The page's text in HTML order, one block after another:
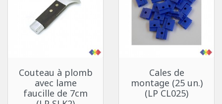
Couteau à plomb
avec lame
faucille de 7cm
Cales de
montage (25 un.)
(LP CL025)